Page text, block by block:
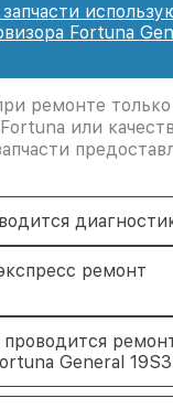
Fortuna
ремонте
или
ремонт
проводится
General